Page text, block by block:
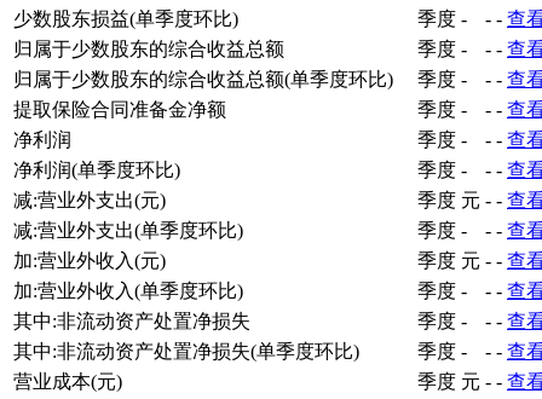
少数股东损益(单季度环比) 季度 - - - 查
归属于少数股东的综合收益总额
季度 - - - 查
归属于少数股东的综合收益总额(单季度环比)
季度 - - - 查
提取保险合同准备金净额
季度 - - - 查
净利润
季度 - - - 查
净利润(单季度环比)
季度 - - - 查
减:营业外支出(元)
季度 元 - - 查
减:营业外支出(单季度环比)
季度 - - - 查
加:营业外收入(元)
季度 元 - - 查
加:营业外收入(单季度环比)
季度 - - - 查
其中:非流动资产处置净损失
季度 - - - 查
其中:非流动资产处置净损失(单季度环比)
季度 - - - 查
营业成本(元)
季度 元 - - 查